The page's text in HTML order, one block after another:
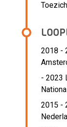
2018 -
- 2023
2015 -